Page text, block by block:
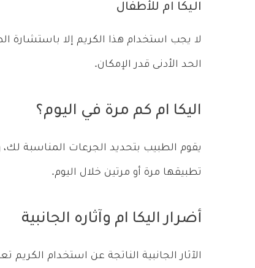
اليكا ام للأطفال
لا يجب استخدام هذا الكريم إلا
الحد الأدنى قدر الإمكان.
اليكا ام كم مرة في اليوم؟
يقوم الطبيب بتحديد الجرعات المناسبة لك،
تطبيقها مرة أو مرتين خلال اليوم.
أضرار اليكا ام وآثاره الجانبية
الآثار الجانبية الناتجة عن استخدام